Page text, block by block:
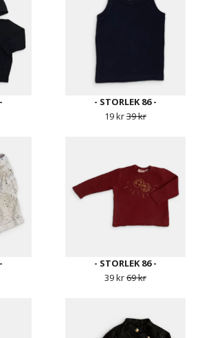
- STORLEK 86 -
19 kr39 kr
- STORLEK 86 -
39 kr69 kr